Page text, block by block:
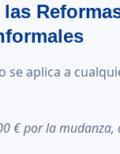
las
se aplica a
€ por la mudanza,